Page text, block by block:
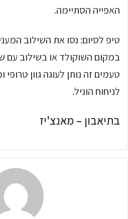
האפייה הסתיימה.
טיפ לסיום: נסו את השילוב
במקום השוקולד או בשילוב עם
טעמים זה נותן לעוגה גוון
לניחוח הוניל.
בתיאבון – מאנצ'יז